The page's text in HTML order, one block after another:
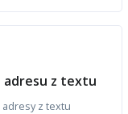
adresu z textu
z textu